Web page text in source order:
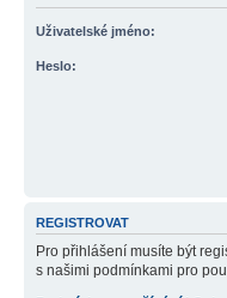
Uživatelské jméno:
Heslo:
REGISTROVAT
Pro přihlášení musíte být
s našimi podmínkami pro